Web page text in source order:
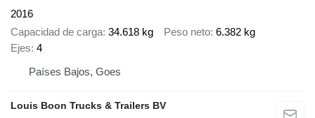
2016
Capacidad de carga 34.618 kg Peso neto 6.382 kg
Ejes 4
Países Bajos, Goes
Louis Boon Trucks & Trailers BV